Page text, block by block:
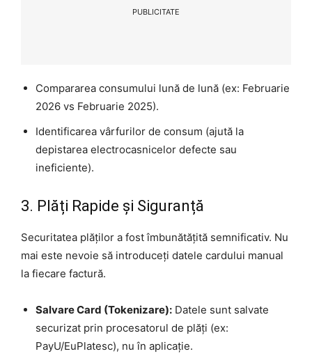
PUBLICITATE
Compararea consumului lună de lună (ex: Februarie
2026 vs Februarie 2025).
Identificarea vârfurilor de consum (ajută la
depistarea electrocasnicelor defecte sau
ineficiente).
3. Plăți Rapide și Siguranță
Securitatea plăților a fost îmbunătățită semnificativ. Nu
mai este nevoie să introduceți datele cardului manual
la fiecare factură.
Salvare Card (Tokenizare): Datele sunt salvate
securizat prin procesatorul de plăți (ex:
PayU/EuPlatesc), nu în aplicație.